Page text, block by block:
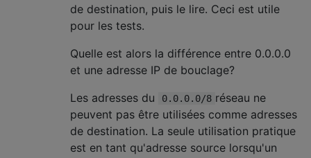
de destination, puis le lire. Ceci est utile
pour les tests.
Quelle est alors la différence entre 0.0.0.0
et une adresse IP de bouclage?
Les adresses du
0.0.0.0/8 réseau ne
peuvent pas être utilisées comme adresses
de destination. La seule utilisation pratique
est en tant qu'adresse source lorsqu'un